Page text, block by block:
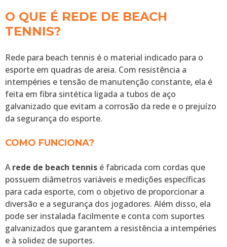
O QUE É REDE DE BEACH
TENNIS?
Rede para beach tennis é o material indicado para o
esporte em quadras de areia. Com resistência a
intempéries e tensão de manutenção constante, ela é
feita em fibra sintética ligada a tubos de aço
galvanizado que evitam a corrosão da rede e o prejuízo
da segurança do esporte.
COMO FUNCIONA?
Arede de beach tennis é fabricada com cordas que
possuem diâmetros variáveis e medições específicas
para cada esporte, com o objetivo de proporcionar a
diversão e a segurança dos jogadores. Além disso, ela
pode ser instalada facilmente e conta com suportes
galvanizados que garantem a resistência a intempéries
e à solidez de suportes.